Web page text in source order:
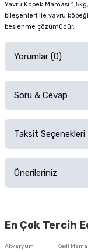
Yavru Köpek Maması
bileşenleri ile yavru
beslenme çözümüdür.
Yorumlar (0)
Soru & Cevap
Taksit Seçenekleri
Önerileriniz
iletebilirsiniz.
En Çok Tercih
Akvaryum
Kedi